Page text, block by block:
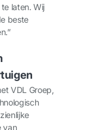
laten. Wij
beste
VDL Groep,
van